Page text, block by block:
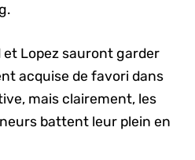
et Lopez sauront garder
acquise de favori dans
mais clairement, les
battent leur plein en